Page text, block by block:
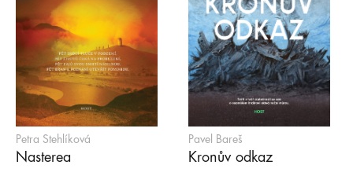
Petra Stehlíková
Nasterea
Pavel Bareš
Kronův odkaz